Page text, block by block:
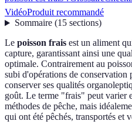
VidéoProduit recommandé
Sommaire(15 sections)
Le poisson frais est un aliment
capture, garantissant ainsi une
optimale. Contrairement au
subi d'opérations de
conserver ses qualités
goût. Le terme "frais" peut varier
méthodes de pêche, mais
qui ont été pêchés, transportés et